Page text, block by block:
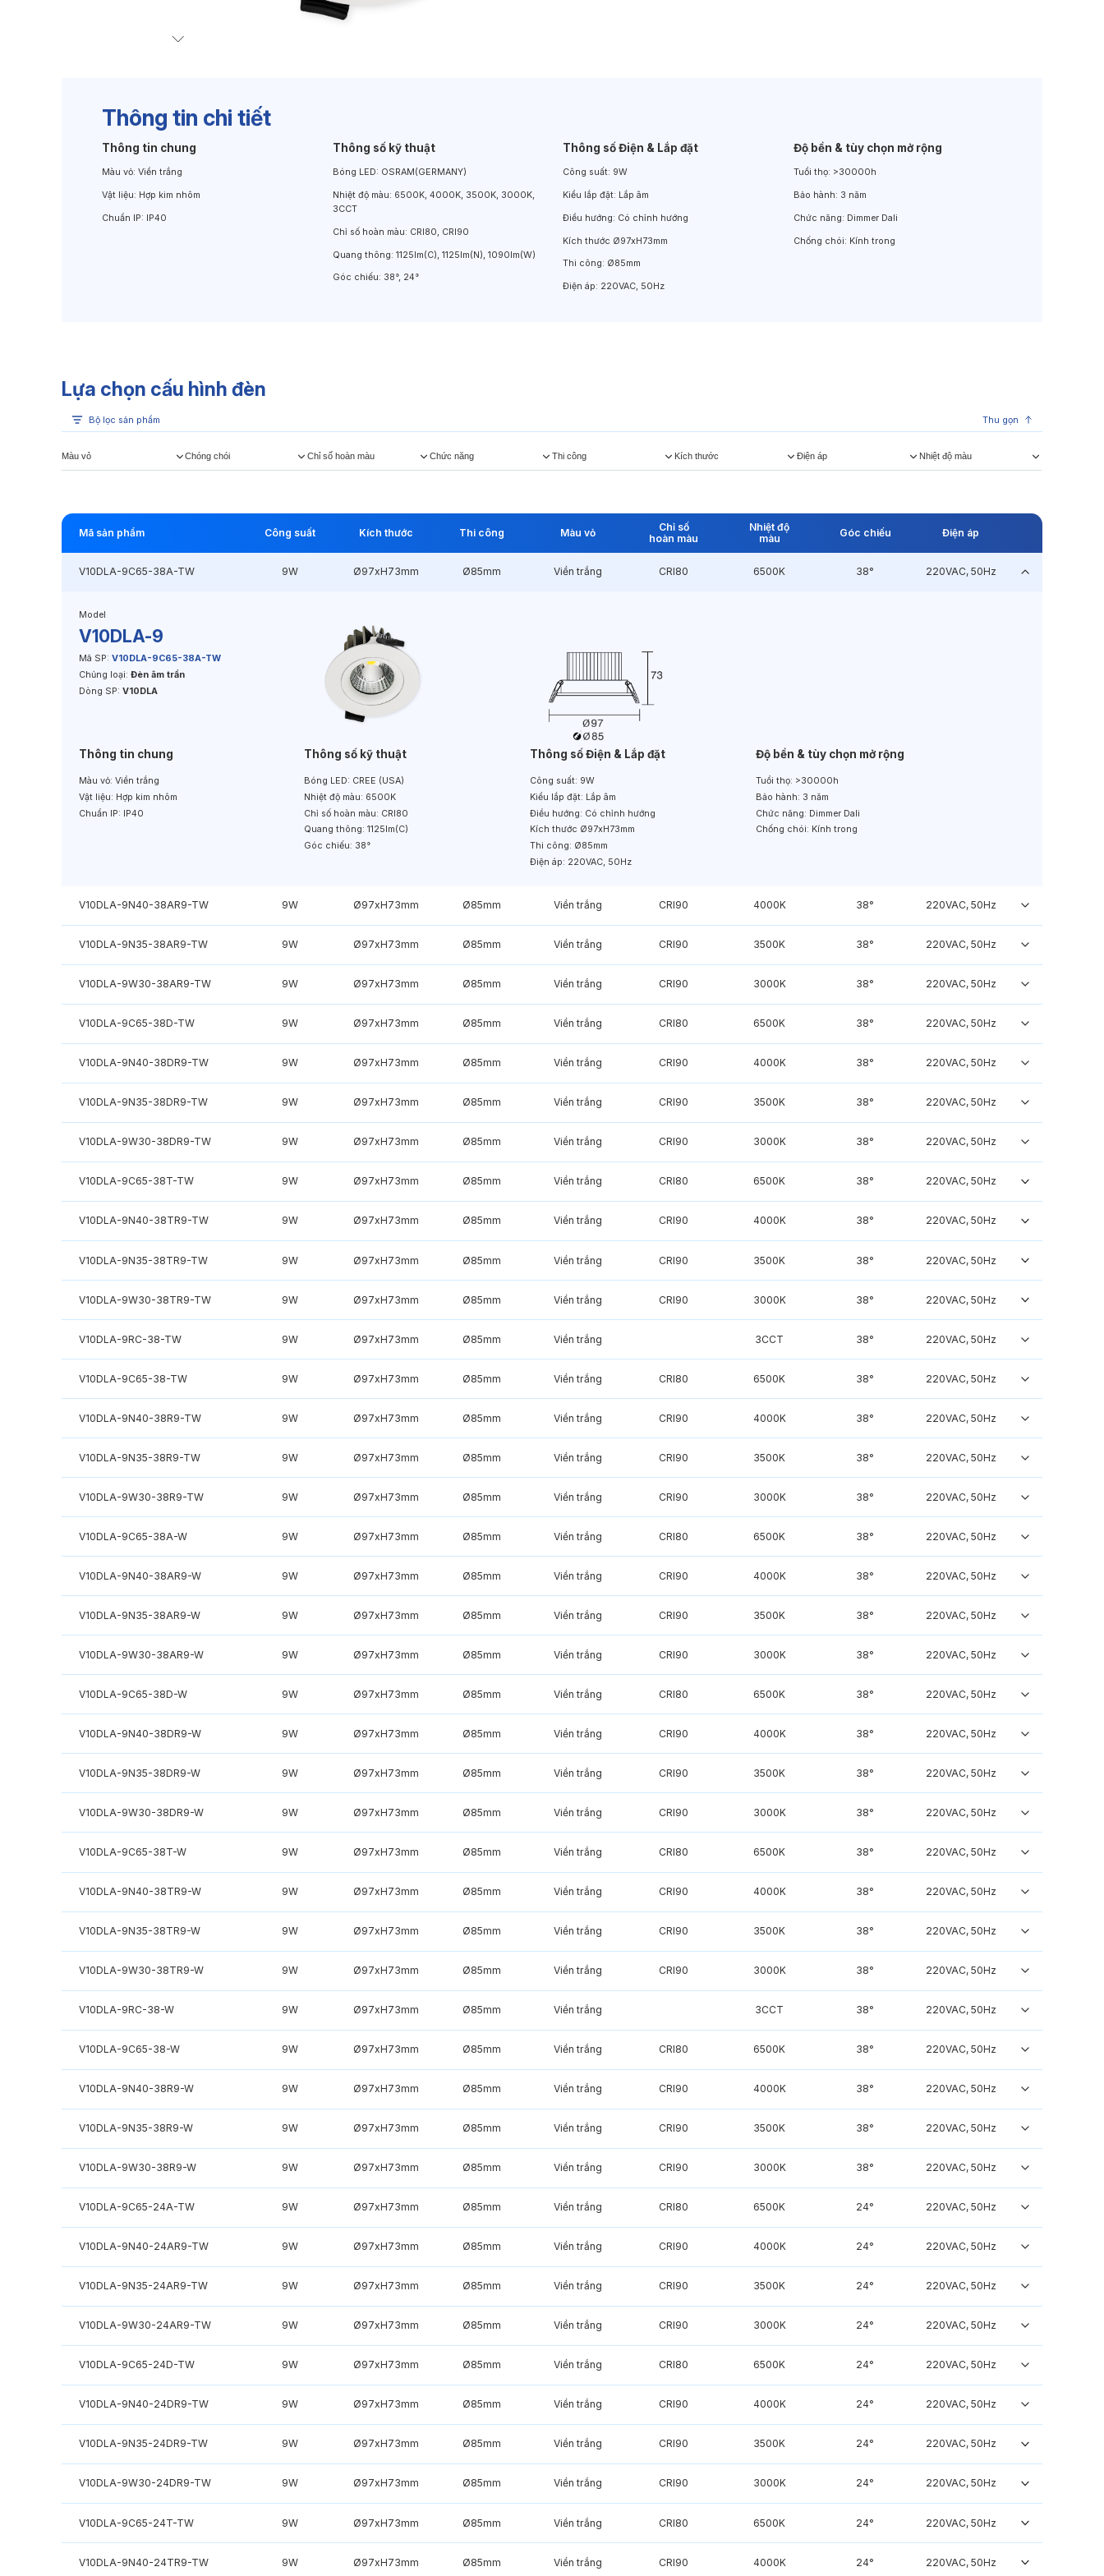
Thông tin chi tiết
Thông tin chung
Màu vỏ: Viền trắng
Vật liệu: Hợp kim nhôm
Chuẩn IP: IP40
Thông số kỹ thuật
Bóng LED: OSRAM(GERMANY)
Nhiệt độ màu: 6500K, 4000K, 3500K, 3000K,
3CCT
Chỉ số hoàn màu: CRI80, CRI90
Quang thông: 1125lm(C), 1125lm(N), 1090lm(W)
Góc chiếu: 38°, 24°
Thông số Điện & Lắp đặt
Công suất: 9W
Kiểu lắp đặt: Lắp âm
Điều hướng: Có chỉnh hướng
Kích thước Ø97xH73mm
Thi công: Ø85mm
Điện áp: 220VAC, 50Hz
Độ bền & tùy chọn mở rộng
Tuổi thọ: >30000h
Bảo hành: 3 năm
Chức năng: Dimmer Dali
Chống chói: Kính trong
Lựa chọn cấu hình đèn
Bộ lọc sản phẩm Thu gọn
Màu vỏ Chóng chói Chỉ số hoàn màu Chức năng Thi công Kích thước Điện áp Nhiệt độ màu
Mã sản phẩm Công suất Kích thước Thi công Màu vỏ
Chỉ số
hoàn màu
Nhiệt độ
màu
Góc chiếu Điện áp
V10DLA-9C65-38A-TW 9W Ø97xH73mm Ø85mm Viền trắng CRI80 6500K 38° 220VAC, 50Hz
Model
V10DLA-9
Mã SP: V10DLA-9C65-38A-TW
Chủng loại: Đèn âm trần
Dòng SP: V10DLA
Thông tin chung
Màu vỏ: Viền trắng
Vật liệu: Hợp kim nhôm
Chuẩn IP: IP40
Thông số kỹ thuật
Bóng LED: CREE (USA)
Nhiệt độ màu: 6500K
Chỉ số hoàn màu: CRI80
Quang thông: 1125lm(C)
Góc chiếu: 38°
Thông số Điện & Lắp đặt
Công suất: 9W
Kiểu lắp đặt: Lắp âm
Điều hướng: Có chỉnh hướng
Kích thước Ø97xH73mm
Thi công: Ø85mm
Điện áp: 220VAC, 50Hz
Độ bền & tùy chọn mở rộng
Tuổi thọ: >30000h
Bảo hành: 3 năm
Chức năng: Dimmer Dali
Chống chói: Kính trong
V10DLA-9N40-38AR9-TW 9W Ø97xH73mm Ø85mm Viền trắng CRI90 4000K 38° 220VAC, 50Hz
V10DLA-9N35-38AR9-TW 9W Ø97xH73mm Ø85mm Viền trắng CRI90 3500K 38° 220VAC, 50Hz
V10DLA-9W30-38AR9-TW 9W Ø97xH73mm Ø85mm Viền trắng CRI90 3000K 38° 220VAC, 50Hz
V10DLA-9C65-38D-TW 9W Ø97xH73mm Ø85mm Viền trắng CRI80 6500K 38° 220VAC, 50Hz
V10DLA-9N40-38DR9-TW 9W Ø97xH73mm Ø85mm Viền trắng CRI90 4000K 38° 220VAC, 50Hz
V10DLA-9N35-38DR9-TW 9W Ø97xH73mm Ø85mm Viền trắng CRI90 3500K 38° 220VAC, 50Hz
V10DLA-9W30-38DR9-TW 9W Ø97xH73mm Ø85mm Viền trắng CRI90 3000K 38° 220VAC, 50Hz
V10DLA-9C65-38T-TW 9W Ø97xH73mm Ø85mm Viền trắng CRI80 6500K 38° 220VAC, 50Hz
V10DLA-9N40-38TR9-TW 9W Ø97xH73mm Ø85mm Viền trắng CRI90 4000K 38° 220VAC, 50Hz
V10DLA-9N35-38TR9-TW 9W Ø97xH73mm Ø85mm Viền trắng CRI90 3500K 38° 220VAC, 50Hz
V10DLA-9W30-38TR9-TW 9W Ø97xH73mm Ø85mm Viền trắng CRI90 3000K 38° 220VAC, 50Hz
V10DLA-9RC-38-TW 9W Ø97xH73mm Ø85mm Viền trắng 3CCT 38° 220VAC, 50Hz
V10DLA-9C65-38-TW 9W Ø97xH73mm Ø85mm Viền trắng CRI80 6500K 38° 220VAC, 50Hz
V10DLA-9N40-38R9-TW 9W Ø97xH73mm Ø85mm Viền trắng CRI90 4000K 38° 220VAC, 50Hz
V10DLA-9N35-38R9-TW 9W Ø97xH73mm Ø85mm Viền trắng CRI90 3500K 38° 220VAC, 50Hz
V10DLA-9W30-38R9-TW 9W Ø97xH73mm Ø85mm Viền trắng CRI90 3000K 38° 220VAC, 50Hz
V10DLA-9C65-38A-W 9W Ø97xH73mm Ø85mm Viền trắng CRI80 6500K 38° 220VAC, 50Hz
V10DLA-9N40-38AR9-W 9W Ø97xH73mm Ø85mm Viền trắng CRI90 4000K 38° 220VAC, 50Hz
V10DLA-9N35-38AR9-W 9W Ø97xH73mm Ø85mm Viền trắng CRI90 3500K 38° 220VAC, 50Hz
V10DLA-9W30-38AR9-W 9W Ø97xH73mm Ø85mm Viền trắng CRI90 3000K 38° 220VAC, 50Hz
V10DLA-9C65-38D-W 9W Ø97xH73mm Ø85mm Viền trắng CRI80 6500K 38° 220VAC, 50Hz
V10DLA-9N40-38DR9-W 9W Ø97xH73mm Ø85mm Viền trắng CRI90 4000K 38° 220VAC, 50Hz
V10DLA-9N35-38DR9-W 9W Ø97xH73mm Ø85mm Viền trắng CRI90 3500K 38° 220VAC, 50Hz
V10DLA-9W30-38DR9-W 9W Ø97xH73mm Ø85mm Viền trắng CRI90 3000K 38° 220VAC, 50Hz
V10DLA-9C65-38T-W 9W Ø97xH73mm Ø85mm Viền trắng CRI80 6500K 38° 220VAC, 50Hz
V10DLA-9N40-38TR9-W 9W Ø97xH73mm Ø85mm Viền trắng CRI90 4000K 38° 220VAC, 50Hz
V10DLA-9N35-38TR9-W 9W Ø97xH73mm Ø85mm Viền trắng CRI90 3500K 38° 220VAC, 50Hz
V10DLA-9W30-38TR9-W 9W Ø97xH73mm Ø85mm Viền trắng CRI90 3000K 38° 220VAC, 50Hz
V10DLA-9RC-38-W 9W Ø97xH73mm Ø85mm Viền trắng 3CCT 38° 220VAC, 50Hz
V10DLA-9C65-38-W 9W Ø97xH73mm Ø85mm Viền trắng CRI80 6500K 38° 220VAC, 50Hz
V10DLA-9N40-38R9-W 9W Ø97xH73mm Ø85mm Viền trắng CRI90 4000K 38° 220VAC, 50Hz
V10DLA-9N35-38R9-W 9W Ø97xH73mm Ø85mm Viền trắng CRI90 3500K 38° 220VAC, 50Hz
V10DLA-9W30-38R9-W 9W Ø97xH73mm Ø85mm Viền trắng CRI90 3000K 38° 220VAC, 50Hz
V10DLA-9C65-24A-TW 9W Ø97xH73mm Ø85mm Viền trắng CRI80 6500K 24° 220VAC, 50Hz
V10DLA-9N40-24AR9-TW 9W Ø97xH73mm Ø85mm Viền trắng CRI90 4000K 24° 220VAC, 50Hz
V10DLA-9N35-24AR9-TW 9W Ø97xH73mm Ø85mm Viền trắng CRI90 3500K 24° 220VAC, 50Hz
V10DLA-9W30-24AR9-TW 9W Ø97xH73mm Ø85mm Viền trắng CRI90 3000K 24° 220VAC, 50Hz
V10DLA-9C65-24D-TW 9W Ø97xH73mm Ø85mm Viền trắng CRI80 6500K 24° 220VAC, 50Hz
V10DLA-9N40-24DR9-TW 9W Ø97xH73mm Ø85mm Viền trắng CRI90 4000K 24° 220VAC, 50Hz
V10DLA-9N35-24DR9-TW 9W Ø97xH73mm Ø85mm Viền trắng CRI90 3500K 24° 220VAC, 50Hz
V10DLA-9W30-24DR9-TW 9W Ø97xH73mm Ø85mm Viền trắng CRI90 3000K 24° 220VAC, 50Hz
V10DLA-9C65-24T-TW 9W Ø97xH73mm Ø85mm Viền trắng CRI80 6500K 24° 220VAC, 50Hz
V10DLA-9N40-24TR9-TW 9W Ø97xH73mm Ø85mm Viền trắng CRI90 4000K 24° 220VAC, 50Hz